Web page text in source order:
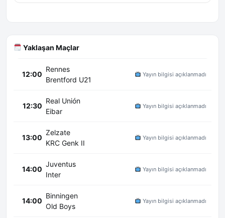
Yaklaşan Maçlar
12:00
Rennes
Brentford U21
Yayın bilgisi açıklanmadı
12:30
Real Unión
Eibar
Yayın bilgisi açıklanmadı
13:00
Zelzate
KRC Genk II
Yayın bilgisi açıklanmadı
14:00
Juventus
Inter
Yayın bilgisi açıklanmadı
14:00
Binningen
Old Boys
Yayın bilgisi açıklanmadı